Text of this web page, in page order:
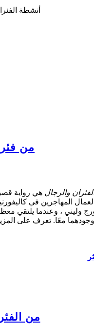
من
والرجال هي رواية
المهاجرين في
وليني ، وعندما يلتقي
معًا. تعرف على
من